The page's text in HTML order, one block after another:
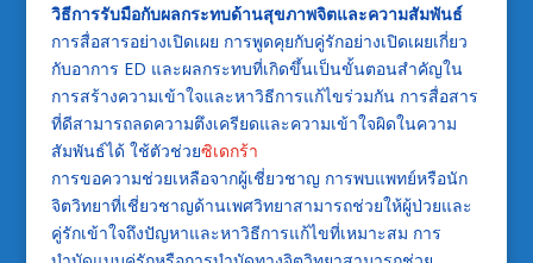
วิธีการรับมือกับผลกระทบด้านสุขภาพจิตและความสัมพันธ์
การสื่อสารอย่างเปิดเผย การพูดคุยกับคู่รักอย่างเปิดเผยเกี่ยว
กับอาการ ED และผลกระทบที่เกิดขึ้นเป็นขั้นตอนสำคัญใน
การสร้างความเข้าใจและหาวิธีการแก้ไขร่วมกัน การสื่อสาร
ที่ดีสามารถลดความตึงเครียดและความเข้าใจผิดในความ
สัมพันธ์ได้ ใช้ตัวช่วยซิเดกร้า
การขอความช่วยเหลือจากผู้เชี่ยวชาญ การพบแพทย์หรือนัก
จิตวิทยาที่เชี่ยวชาญด้านเพศวิทยาสามารถช่วยให้ผู้ป่วยและ
คู่รักเข้าใจถึงปัญหาและหาวิธีการแก้ไขที่เหมาะสม การ